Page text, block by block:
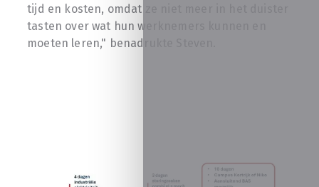
tijd en kosten, omdat ze niet meer in het duister
tasten over wat hun werknemers kunnen en
moeten leren," benadrukte Steven.